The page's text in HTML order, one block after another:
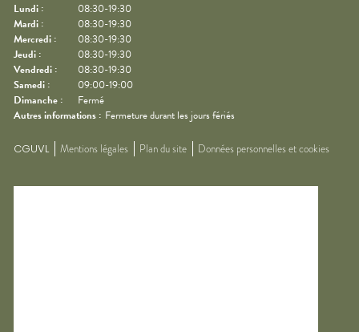
Lundi :
08:30-19:30
Mardi :
08:30-19:30
Mercredi :
08:30-19:30
Jeudi :
08:30-19:30
Vendredi :
08:30-19:30
Samedi :
09:00-19:00
Dimanche :
Fermé
Autres informations : Fermeture durant les jours fériés
CGUVL Mentions légales Plan du site Données personnelles et cookies